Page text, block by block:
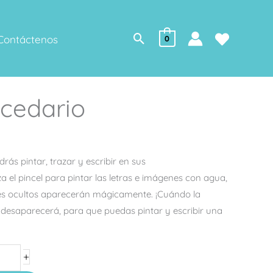
Buscar
0
pintar, trazar y escribir en sus
el pincel para pintar las letras e imágenes con agua,
ocultos aparecerán mágicamente. ¡Cuándo la
para que puedas pintar y escribir una
+